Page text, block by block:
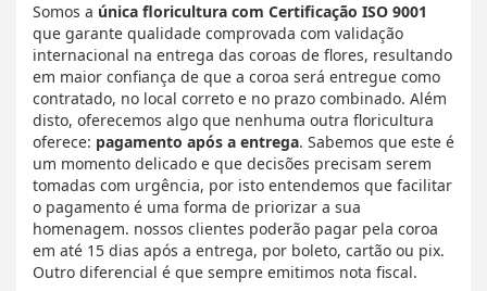
Somos a única floricultura com Certificação ISO 9001
que garante qualidade comprovada com validação
internacional na entrega das coroas de flores, resultando
em maior confiança de que a coroa será entregue como
contratado, no local correto e no prazo combinado. Além
disto, oferecemos algo que nenhuma outra floricultura
oferece: pagamento após a entrega. Sabemos que este é
um momento delicado e que decisões precisam serem
tomadas com urgência, por isto entendemos que facilitar
o pagamento é uma forma de priorizar a sua
homenagem. nossos clientes poderão pagar pela coroa
em até 15 dias após a entrega, por boleto, cartão ou pix.
Outro diferencial é que sempre emitimos nota fiscal.